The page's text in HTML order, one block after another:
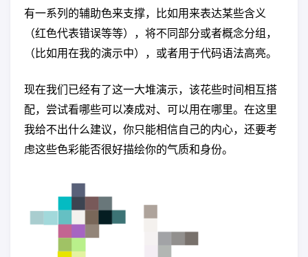
有一系列的辅助色来支撑，比如用来表达某些含义
（红色代表错误等等），将不同部分或者概念分组，
（比如用在我的演示中），或者用于代码语法高亮。
现在我们已经有了这一大堆演示，该花些时间相互搭
配，尝试看哪些可以凑成对、可以用在哪里。在这里
我给不出什么建议，你只能相信自己的内心，还要考
虑这些色彩能否很好描绘你的气质和身份。